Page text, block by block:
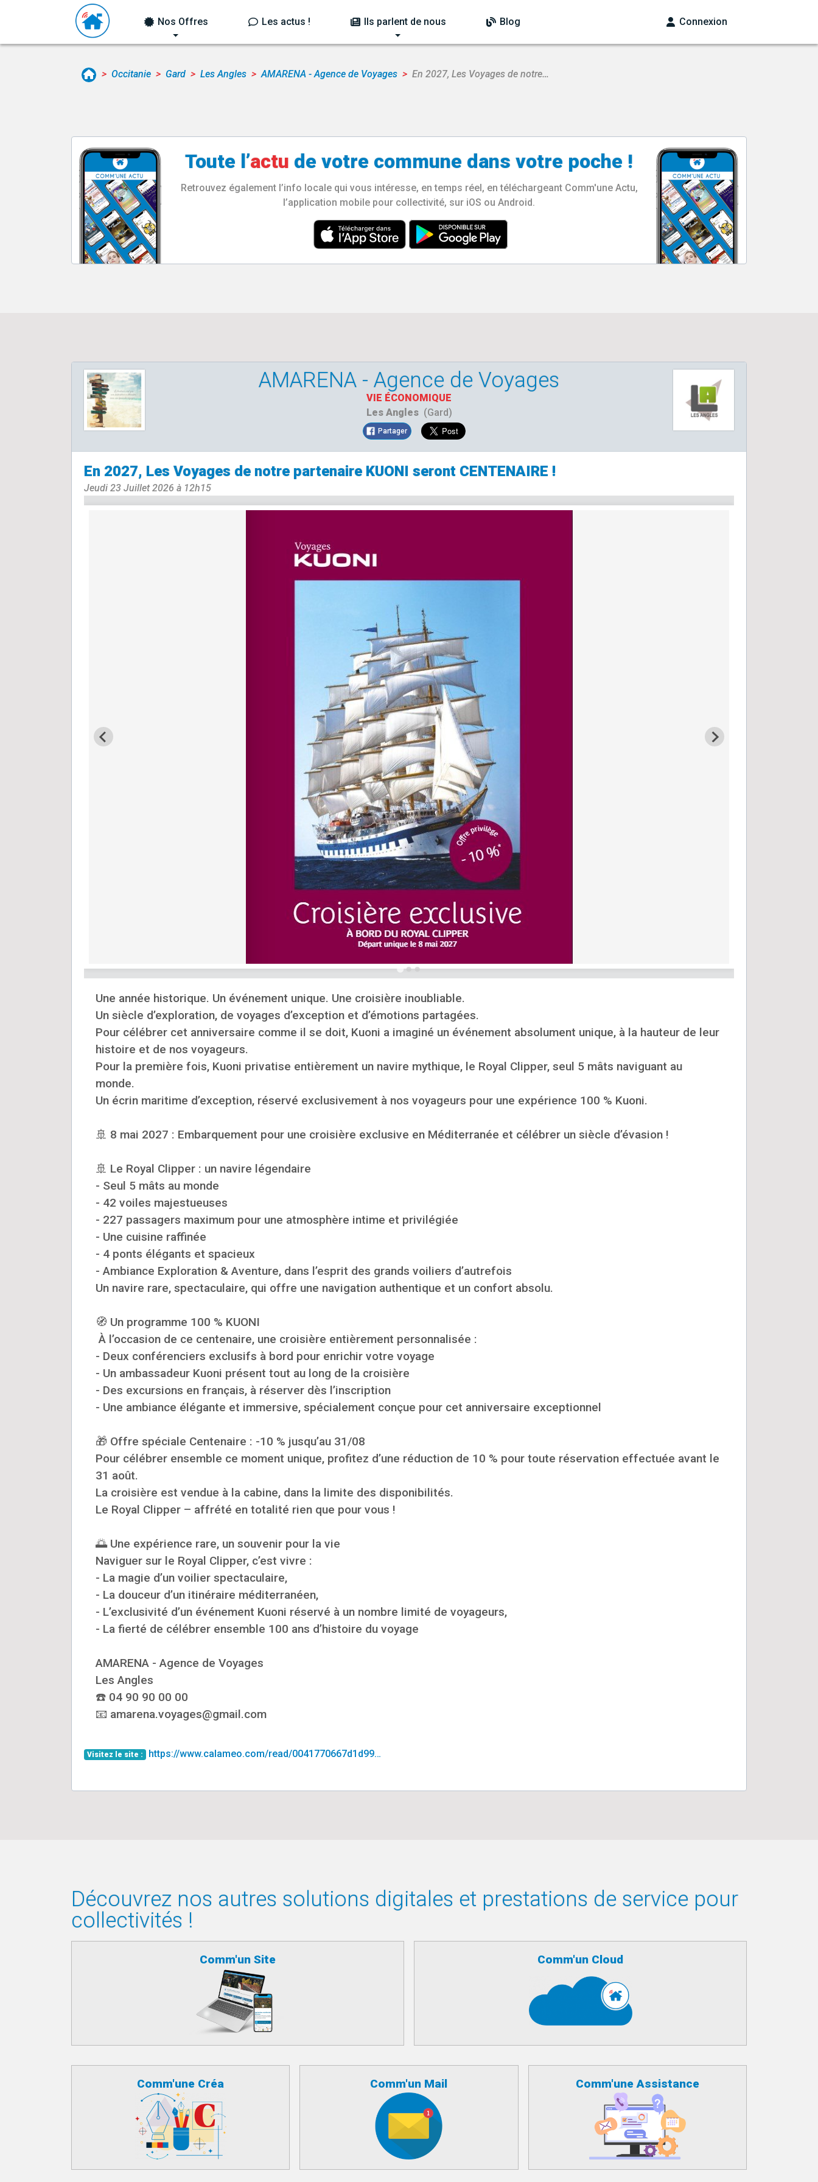
Nos Offres Les actus ! Ils parlent de nous Blog Connexion
Occitanie Gard Les Angles AMARENA - Agence de Voyages En 2027, Les Voyages de notre…
Toute l’actu de votre commune dans votre poche !
Retrouvez également l’info locale qui vous intéresse, en temps réel, en téléchargeant Comm'une Actu,
l’application mobile pour collectivité, sur iOS ou Android.
AMARENA - Agence de Voyages
VIE ÉCONOMIQUE
Les Angles(Gard)
Partager
En 2027, Les Voyages de notre partenaire KUONI seront CENTENAIRE !
Jeudi 23 Juillet 2026 à 12h15
Une année historique. Un événement unique. Une croisière inoubliable.
Un siècle d’exploration, de voyages d’exception et d’émotions partagées.
Pour célébrer cet anniversaire comme il se doit, Kuoni a imaginé un événement absolument unique, à la hauteur de leur
histoire et de nos voyageurs.
Pour la première fois, Kuoni privatise entièrement un navire mythique, le Royal Clipper, seul 5 mâts naviguant au
monde.
Un écrin maritime d’exception, réservé exclusivement à nos voyageurs pour une expérience 100 % Kuoni.
🚢 8 mai 2027 : Embarquement pour une croisière exclusive en Méditerranée et célébrer un siècle d’évasion !
🚢 Le Royal Clipper : un navire légendaire
- Seul 5 mâts au monde
- 42 voiles majestueuses
- 227 passagers maximum pour une atmosphère intime et privilégiée
- Une cuisine raffinée
- 4 ponts élégants et spacieux
- Ambiance Exploration & Aventure, dans l’esprit des grands voiliers d’autrefois
Un navire rare, spectaculaire, qui offre une navigation authentique et un confort absolu.
🧭 Un programme 100 % KUONI
À l’occasion de ce centenaire, une croisière entièrement personnalisée :
- Deux conférenciers exclusifs à bord pour enrichir votre voyage
- Un ambassadeur Kuoni présent tout au long de la croisière
- Des excursions en français, à réserver dès l’inscription
- Une ambiance élégante et immersive, spécialement conçue pour cet anniversaire exceptionnel
🎁 Offre spéciale Centenaire : -10 % jusqu’au 31/08
Pour célébrer ensemble ce moment unique, profitez d’une réduction de 10 % pour toute réservation effectuée avant le
31 août.
La croisière est vendue à la cabine, dans la limite des disponibilités.
Le Royal Clipper – affrété en totalité rien que pour vous !
🌅 Une expérience rare, un souvenir pour la vie
Naviguer sur le Royal Clipper, c’est vivre :
- La magie d’un voilier spectaculaire,
- La douceur d’un itinéraire méditerranéen,
- L’exclusivité d’un événement Kuoni réservé à un nombre limité de voyageurs,
- La fierté de célébrer ensemble 100 ans d’histoire du voyage
AMARENA - Agence de Voyages
Les Angles
☎️ 04 90 90 00 00
📧 amarena.voyages@gmail.com
Visitez le site : https://www.calameo.com/read/0041770667d1d99…
Découvrez nos autres solutions digitales et prestations de service pour
collectivités !
Comm'un Site Comm'un Cloud
Comm'une Créa Comm'un Mail Comm'une Assistance